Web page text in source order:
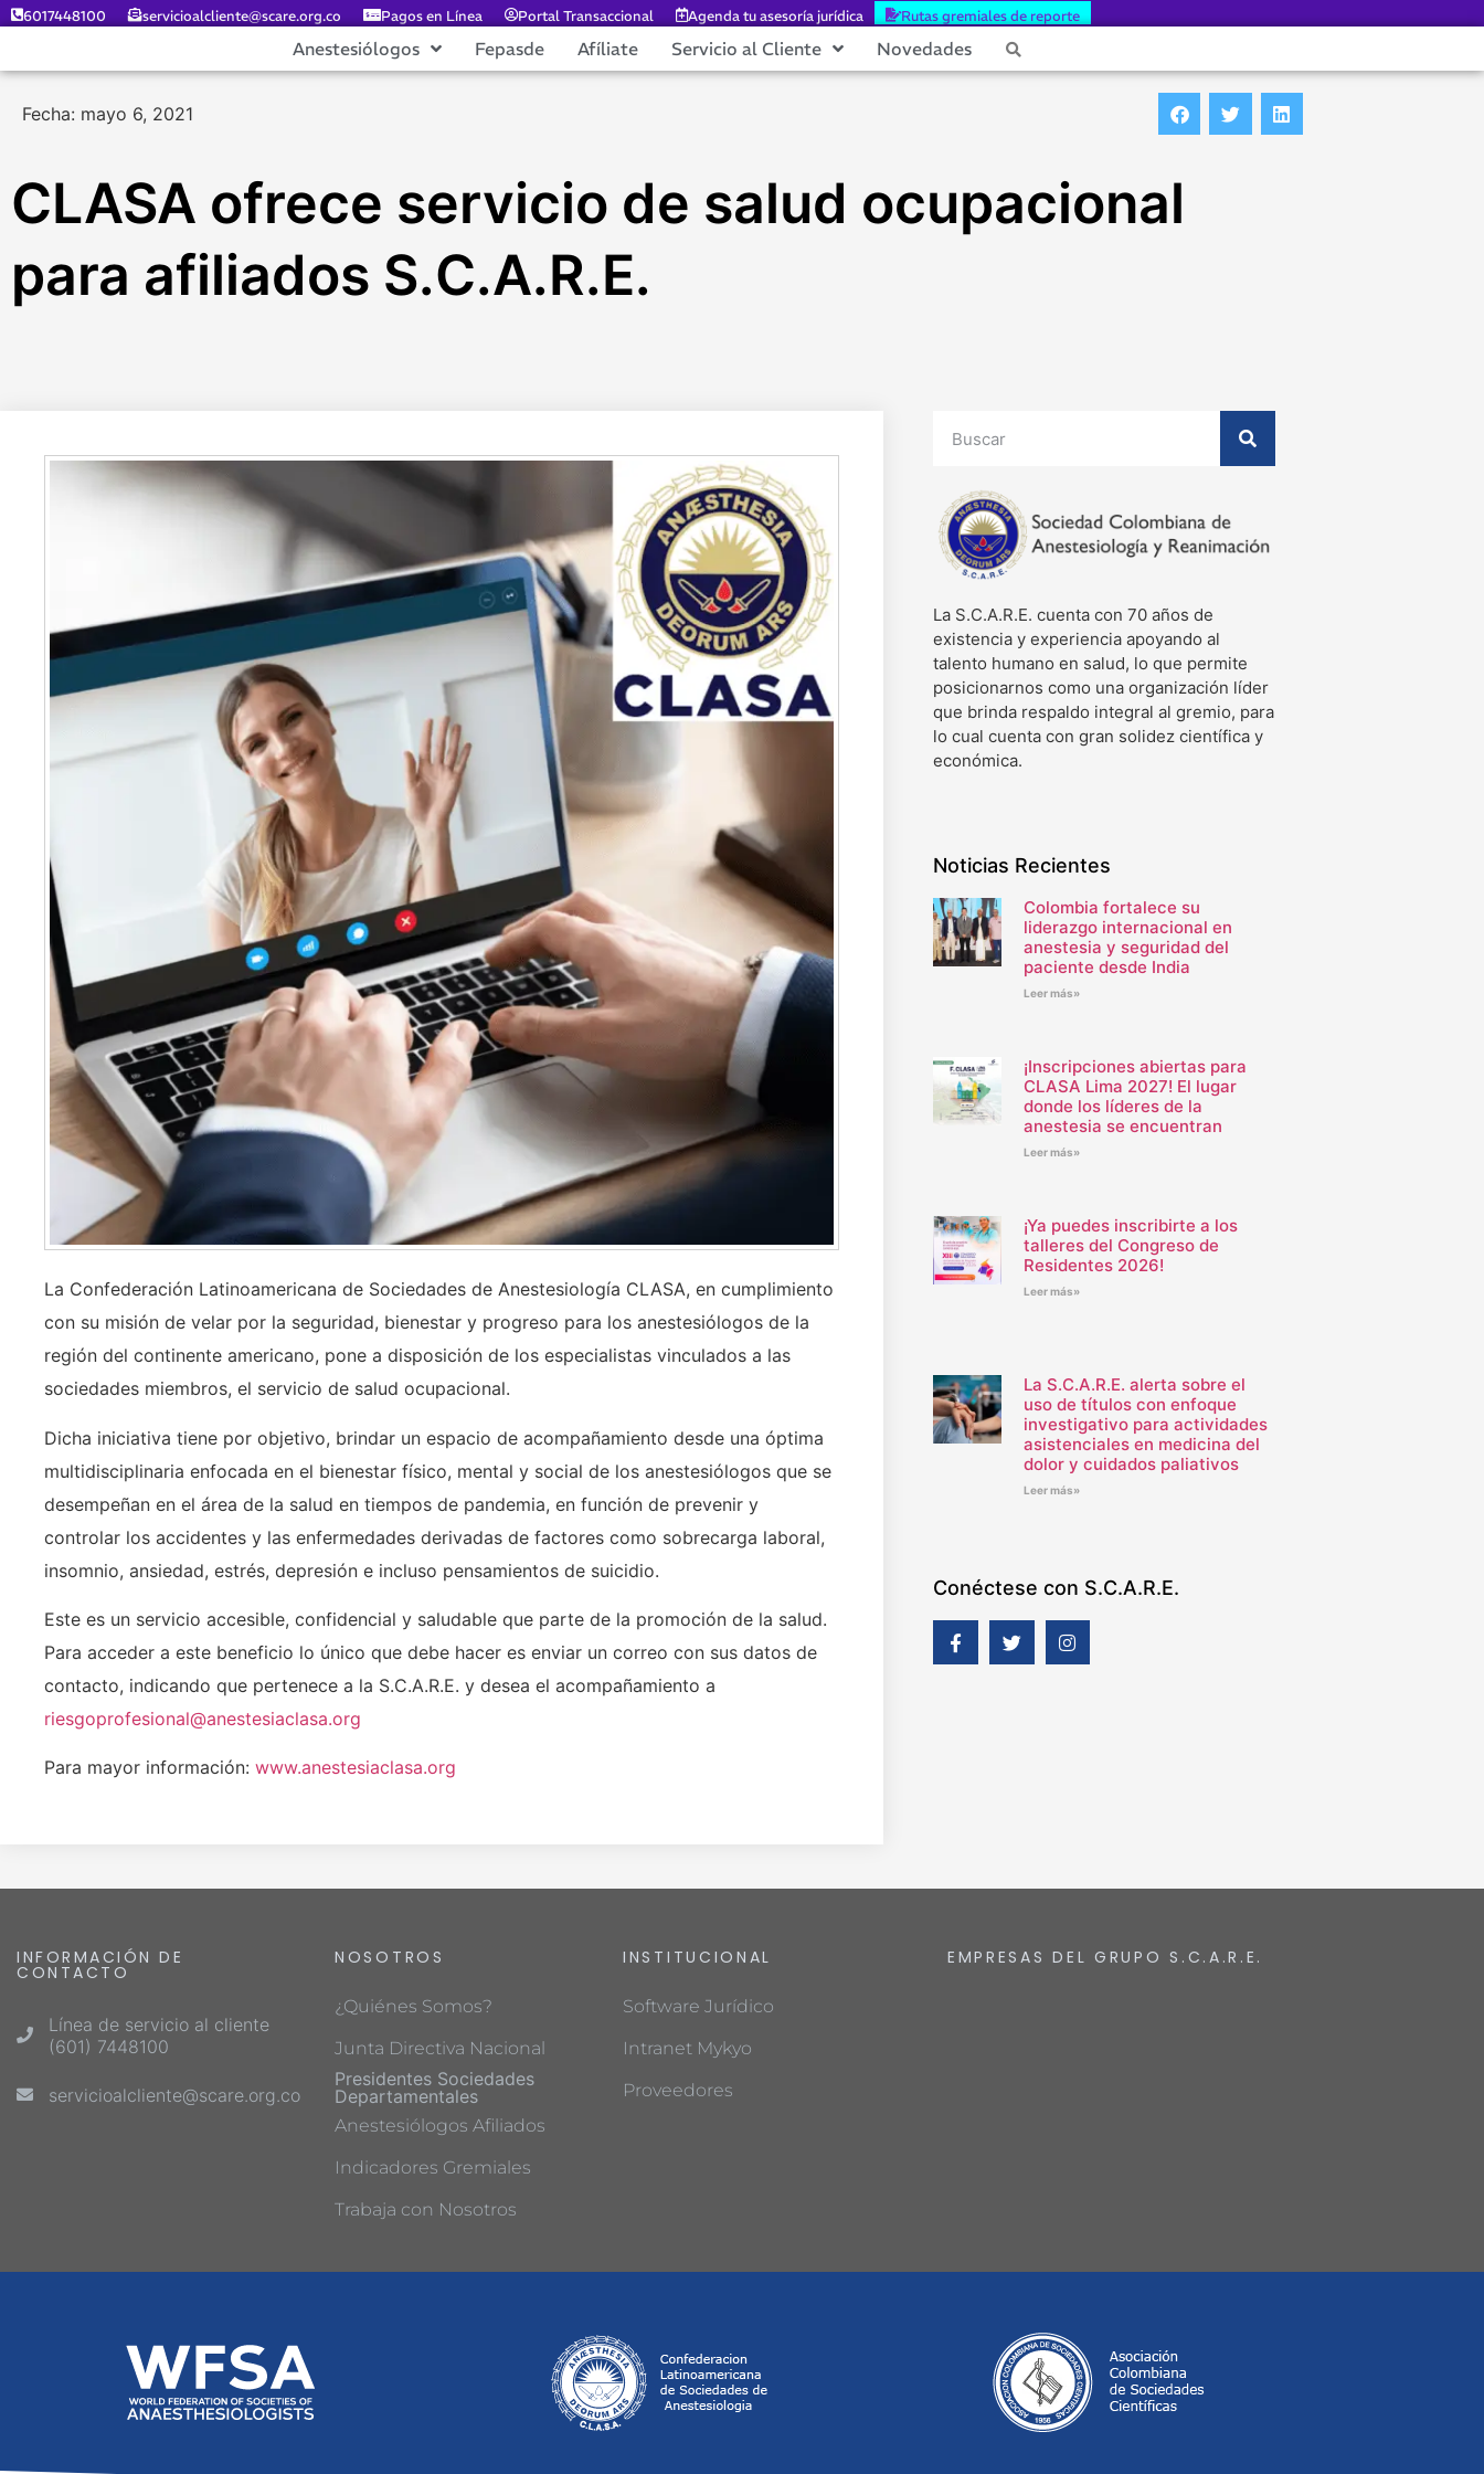
6017448100 servicioalcliente@scare.org.co Pagos en Línea Portal Transaccional Agenda tu asesoría jurídica Rutas gremiales de reporte
Anestesiólogos Fepasde Afíliate Servicio al Cliente Novedades
Fecha: mayo 6, 2021
CLASA ofrece servicio de salud ocupacional
para afiliados S.C.A.R.E.
La Confederación Latinoamericana de Sociedades de Anestesiología CLASA, en cumplimiento
con su misión de velar por la seguridad, bienestar y progreso para los anestesiólogos de la
región del continente americano, pone a disposición de los especialistas vinculados a las
sociedades miembros, el servicio de salud ocupacional.
Dicha iniciativa tiene por objetivo, brindar un espacio de acompañamiento desde una óptima
multidisciplinaria enfocada en el bienestar físico, mental y social de los anestesiólogos que se
desempeñan en el área de la salud en tiempos de pandemia, en función de prevenir y
controlar los accidentes y las enfermedades derivadas de factores como sobrecarga laboral,
insomnio, ansiedad, estrés, depresión e incluso pensamientos de suicidio.
Este es un servicio accesible, confidencial y saludable que parte de la promoción de la salud.
Para acceder a este beneficio lo único que debe hacer es enviar un correo con sus datos de
contacto, indicando que pertenece a la S.C.A.R.E. y desea el acompañamiento a
riesgoprofesional@anestesiaclasa.org
Para mayor información: www.anestesiaclasa.org
La S.C.A.R.E. cuenta con 70 años de
existencia y experiencia apoyando al
talento humano en salud, lo que permite
posicionarnos como una organización líder
que brinda respaldo integral al gremio, para
lo cual cuenta con gran solidez científica y
económica.
Noticias Recientes
Colombia fortalece su
liderazgo internacional en
anestesia y seguridad del
paciente desde India
Leer más»
¡Inscripciones abiertas para
CLASA Lima 2027! El lugar
donde los líderes de la
anestesia se encuentran
Leer más»
¡Ya puedes inscribirte a los
talleres del Congreso de
Residentes 2026!
Leer más»
La S.C.A.R.E. alerta sobre el
uso de títulos con enfoque
investigativo para actividades
asistenciales en medicina del
dolor y cuidados paliativos
Leer más»
Conéctese con S.C.A.R.E.
INFORMACIÓN DE
CONTACTO
Línea de servicio al cliente
(601) 7448100
servicioalcliente@scare.org.co
NOSOTROS
¿Quiénes Somos?
Junta Directiva Nacional
Presidentes Sociedades
Departamentales
Anestesiólogos Afiliados
Indicadores Gremiales
Trabaja con Nosotros
INSTITUCIONAL
Software Jurídico
Intranet Mykyo
Proveedores
EMPRESAS DEL GRUPO S.C.A.R.E.